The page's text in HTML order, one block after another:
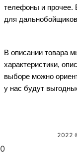
телефоны и прочее.
для
В описании товара
характеристики,
выборе можно
у нас будут
2022
0